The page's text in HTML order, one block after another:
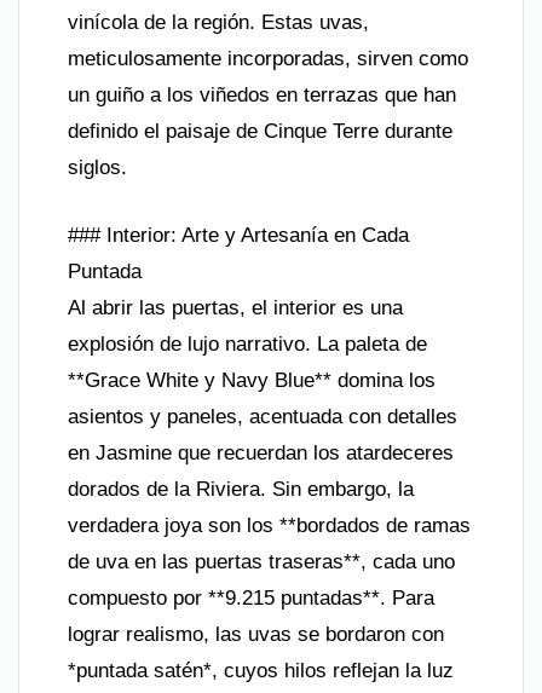
vinícola de la región. Estas uvas,
meticulosamente incorporadas, sirven como
un guiño a los viñedos en terrazas que han
definido el paisaje de Cinque Terre durante
siglos.
### Interior: Arte y Artesanía en Cada
Puntada
Al abrir las puertas, el interior es una
explosión de lujo narrativo. La paleta de
**Grace White y Navy Blue** domina los
asientos y paneles, acentuada con detalles
en Jasmine que recuerdan los atardeceres
dorados de la Riviera. Sin embargo, la
verdadera joya son los **bordados de ramas
de uva en las puertas traseras**, cada uno
compuesto por **9.215 puntadas**. Para
lograr realismo, las uvas se bordaron con
*puntada satén*, cuyos hilos reflejan la luz